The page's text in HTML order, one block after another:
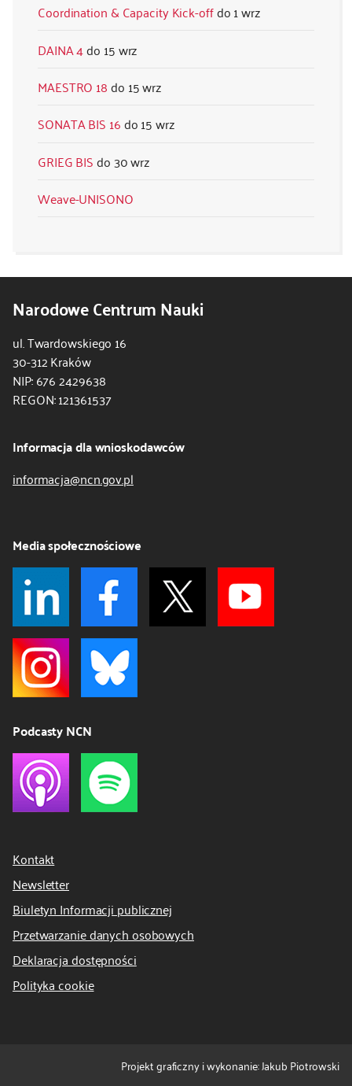
Coordination & Capacity Kick-off
1 wrz
DAINA 4
15 wrz
MAESTRO 18
15 wrz
SONATA BIS 16
15 wrz
GRIEG BIS
30 wrz
Weave-UNISONO
Narodowe Centrum Nauki
ul. Twardowskiego 16
30-312 Kraków
NIP: 676 2429638
REGON: 121361537
Informacja dla wnioskodawców
informacja@ncn.gov.pl
Media społecznościowe
Podcasty NCN
Kontakt
Newsletter
Biuletyn Informacji publicznej
Przetwarzanie danych osobowych
Deklaracja dostępności
Polityka cookie
Projekt graficzny i wykonanie: Jakub Piotrowski